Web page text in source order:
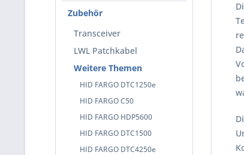
Zubehör
Transceiver
LWL Patchkabel
Weitere Themen
HID FARGO DTC1250e
HID FARGO C50
HID FARGO HDP5600
HID FARGO DTC1500
HID FARGO DTC4250e